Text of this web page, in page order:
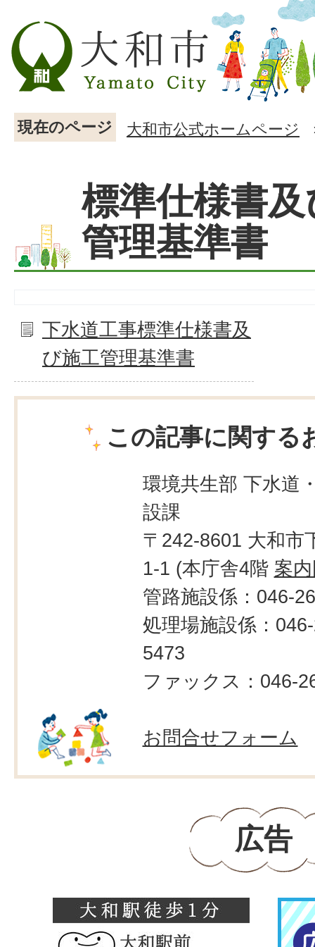
現在のページ 大和市公式ホームページ
標準仕様書
管理基準書
下水道工事標準仕様書及
び施工管理基準書
この記事に関する
環境共生部 下水道
設課
〒242-8601 大和市
1-1 (本庁舎4階 案
管路施設係：046-
処理場施設係：
5473
ファックス：046-
お問合せフォーム
広告